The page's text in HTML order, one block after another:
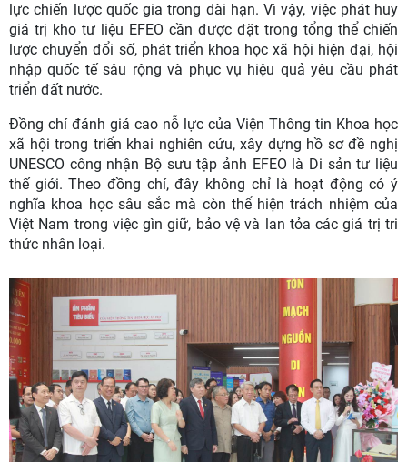
lực chiến lược quốc gia trong dài hạn. Vì vậy, việc phát huy
giá trị kho tư liệu EFEO cần được đặt trong tổng thể chiến
lược chuyển đổi số, phát triển khoa học xã hội hiện đại, hội
nhập quốc tế sâu rộng và phục vụ hiệu quả yêu cầu phát
triển đất nước.
Đồng chí đánh giá cao nỗ lực của Viện Thông tin Khoa học
xã hội trong triển khai nghiên cứu, xây dựng hồ sơ đề nghị
UNESCO công nhận Bộ sưu tập ảnh EFEO là Di sản tư liệu
thế giới. Theo đồng chí, đây không chỉ là hoạt động có ý
nghĩa khoa học sâu sắc mà còn thể hiện trách nhiệm của
Việt Nam trong việc gìn giữ, bảo vệ và lan tỏa các giá trị tri
thức nhân loại.